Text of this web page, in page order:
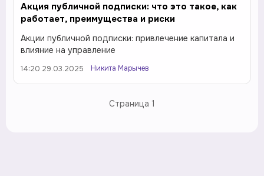
Акция публичной подписки: что это такое, как
работает, преимущества и риски
Акции публичной подписки: привлечение капитала и
влияние на управление
14:20 29.03.2025 Никита Марычев
Страница 1